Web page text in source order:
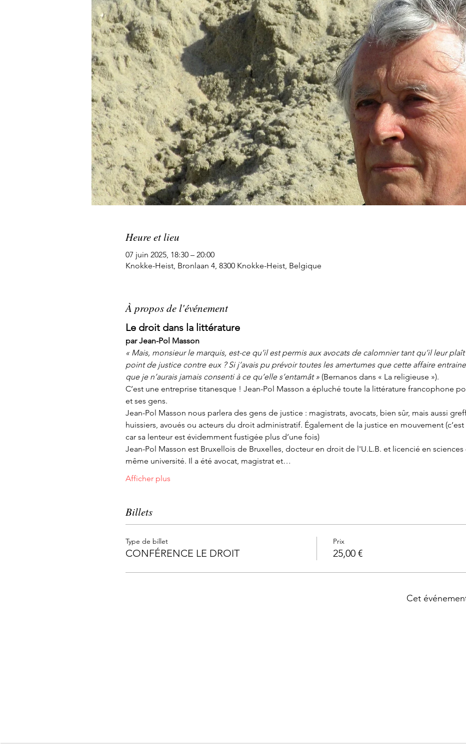
Heure et lieu
07 juin 2025, 18:30 – 20:00
Knokke-Heist, Bronlaan 4, 8300 Knokke-Heist, Belgique
À propos de l'événement
Le droit dans la littérature
par Jean-Pol Masson
« Mais, monsieur le marquis, est-ce qu’il est permis aux avocats de calomnier tant qu’il leur plaît
point de justice contre eux ? Si j’avais pu prévoir toutes les amertumes que cette affaire
que je n’aurais jamais consenti à ce qu’elle s’entamât » (Bernanos dans « La religieuse »).
C’est une entreprise titanesque ! Jean-Pol Masson a épluché toute la littérature francophone
et ses gens.
Jean-Pol Masson nous parlera des gens de justice : magistrats, avocats, bien sûr, mais aussi
huissiers, avoués ou acteurs du droit administratif. Également de la justice en mouvement
car sa lenteur est évidemment fustigée plus d’une fois)
Jean-Pol Masson est Bruxellois de Bruxelles, docteur en droit de l'U.L.B. et licencié en
même université. Il a été avocat, magistrat et…
Afficher plus
Billets
Type de billet
CONFÉRENCE LE DROIT
Prix
25,00 €
Cet